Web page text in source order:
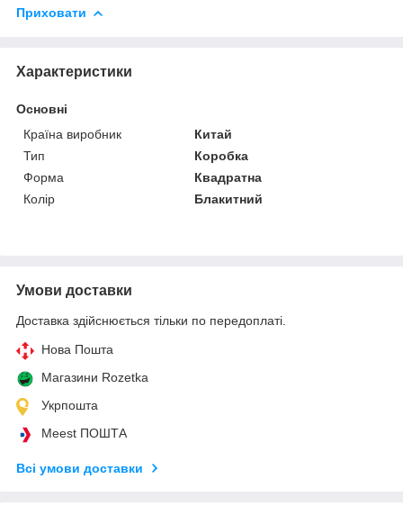
Приховати
Характеристики
Основні
Країна виробник
Китай
Тип
Коробка
Форма
Квадратна
Колір
Блакитний
Умови доставки
Доставка здійснюється тільки по передоплаті.
Нова Пошта
Магазини Rozetka
Укрпошта
Meest ПОШТА
Всі умови доставки